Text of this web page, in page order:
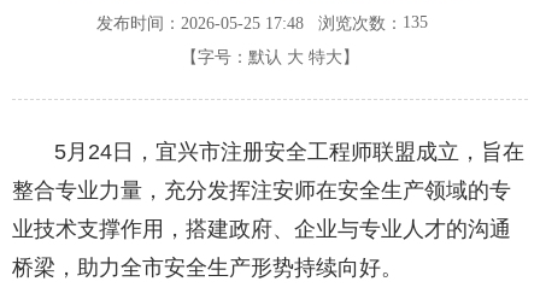
发布时间：2026-05-25 17:48 浏览次数： 135
【字号： 默认 大 特大 】
5月24日，宜兴市注册安全工程师联盟成立，旨在
整合专业力量，充分发挥注安师在安全生产领域的专
业技术支撑作用，搭建政府、企业与专业人才的沟通
桥梁，助力全市安全生产形势持续向好。